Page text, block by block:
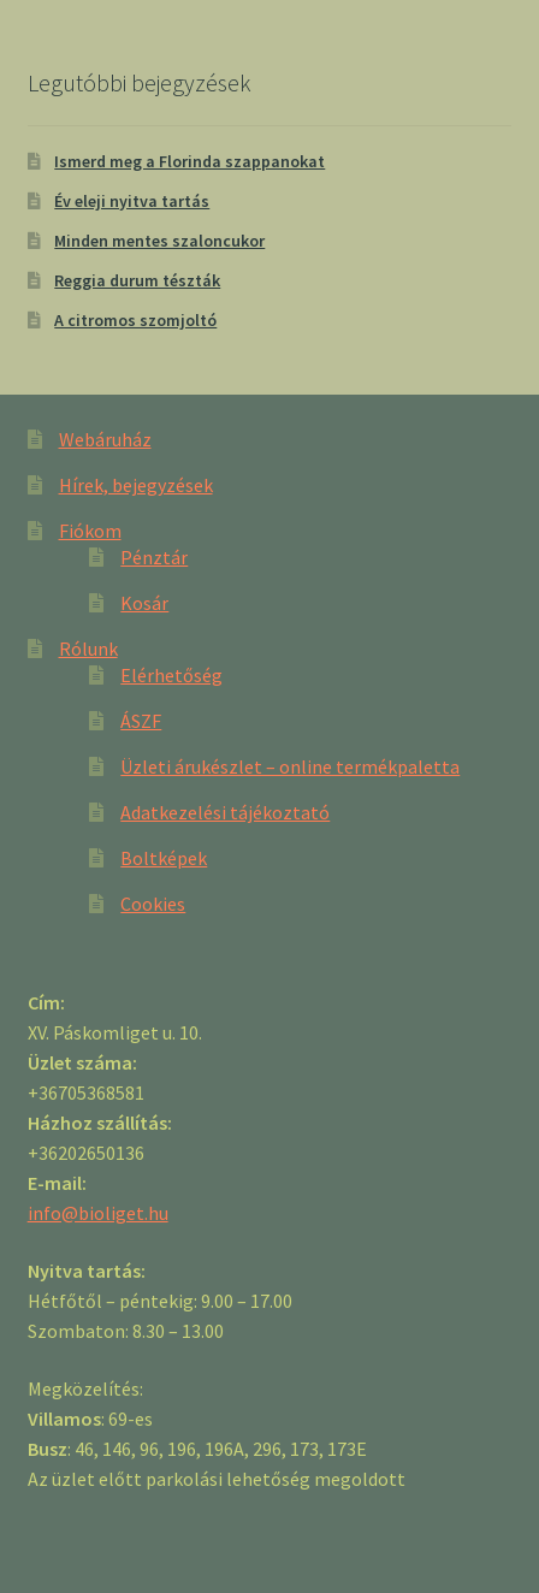
Legutóbbi bejegyzések
Ismerd meg a Florinda szappanokat
Év eleji nyitva tartás
Minden mentes szaloncukor
Reggia durum tészták
A citromos szomjoltó
Webáruház
Hírek, bejegyzések
Fiókom
Pénztár
Kosár
Rólunk
Elérhetőség
ÁSZF
Üzleti árukészlet – online termékpaletta
Adatkezelési tájékoztató
Boltképek
Cookies
Cím:
XV. Páskomliget u. 10.
Üzlet száma:
+36705368581
Házhoz szállítás:
+36202650136
E-mail:
info@bioliget.hu
Nyitva tartás:
Hétfőtől – péntekig: 9.00 – 17.00
Szombaton: 8.30 – 13.00
Megközelítés:
Villamos: 69-es
Busz: 46, 146, 96, 196, 196A, 296, 173, 173E
Az üzlet előtt parkolási lehetőség megoldott